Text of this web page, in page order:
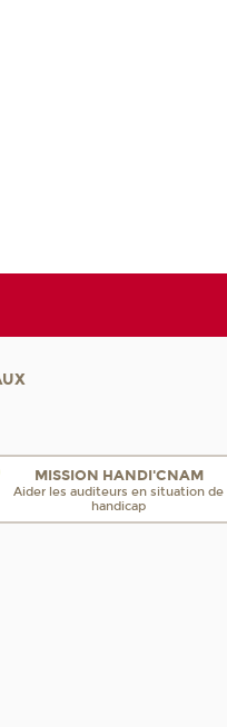
MISSION HANDI'CNAM
Aider les auditeurs en situation de
handicap